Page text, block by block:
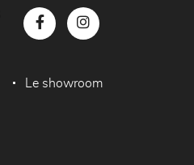
Le showroom